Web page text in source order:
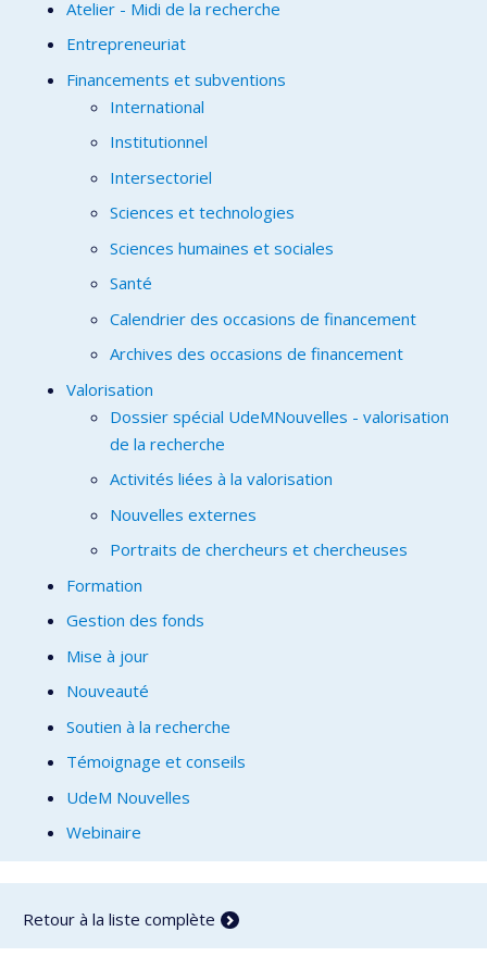
Atelier - Midi de la recherche
Entrepreneuriat
Financements et subventions
International
Institutionnel
Intersectoriel
Sciences et technologies
Sciences humaines et sociales
Santé
Calendrier des occasions de financement
Archives des occasions de financement
Valorisation
Dossier spécial UdeMNouvelles - valorisation
de la recherche
Activités liées à la valorisation
Nouvelles externes
Portraits de chercheurs et chercheuses
Formation
Gestion des fonds
Mise à jour
Nouveauté
Soutien à la recherche
Témoignage et conseils
UdeM Nouvelles
Webinaire
Retour à la liste complète